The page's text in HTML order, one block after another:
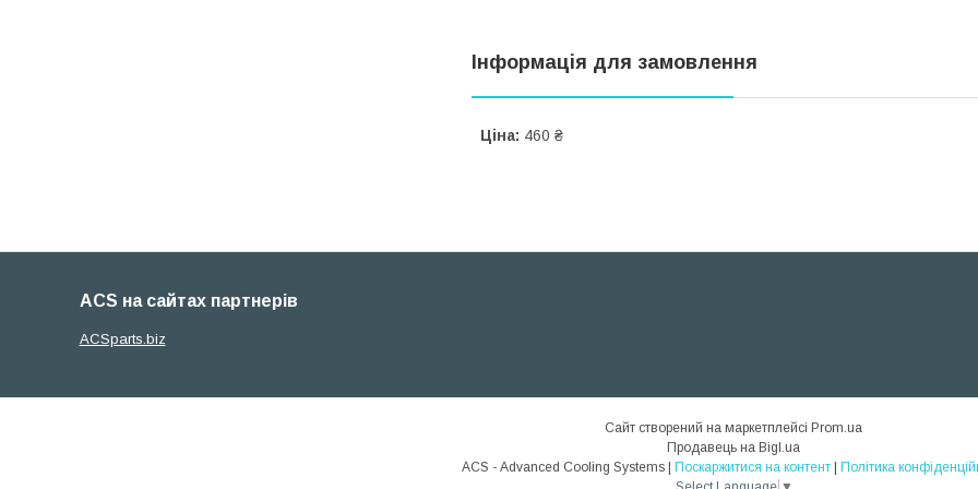
Інформація для замовлення
Ціна: 460 ₴
ACS на сайтах партнерів
ACSparts.biz
Сайт створений на маркетплейсі Prom.ua
Продавець на Bigl.ua
ACS - Advanced Cooling Systems | Поскаржитися на контент | Політика